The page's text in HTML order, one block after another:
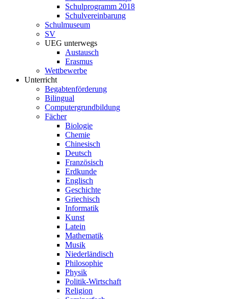
Schulprogramm 2018
Schulvereinbarung
Schulmuseum
SV
UEG unterwegs
Austausch
Erasmus
Wettbewerbe
Unterricht
Begabtenförderung
Bilingual
Computergrundbildung
Fächer
Biologie
Chemie
Chinesisch
Deutsch
Französisch
Erdkunde
Englisch
Geschichte
Griechisch
Informatik
Kunst
Latein
Mathematik
Musik
Niederländisch
Philosophie
Physik
Politik-Wirtschaft
Religion